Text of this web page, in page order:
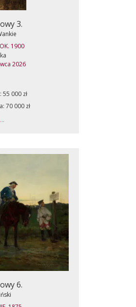
3.
OK. 1900
2026
55 000 zł
70 000 zł
6.